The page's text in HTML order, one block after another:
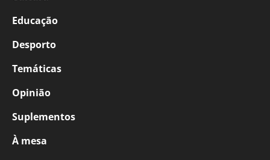
Educação
Desporto
Temáticas
Opinião
Suplementos
À mesa